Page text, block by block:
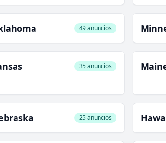
49 anuncios
35 anuncios
25 anuncios